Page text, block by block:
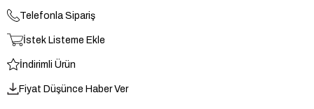
Telefonla Sipariş
İstek Listeme Ekle
İndirimli Ürün
Fiyat Düşünce Haber Ver